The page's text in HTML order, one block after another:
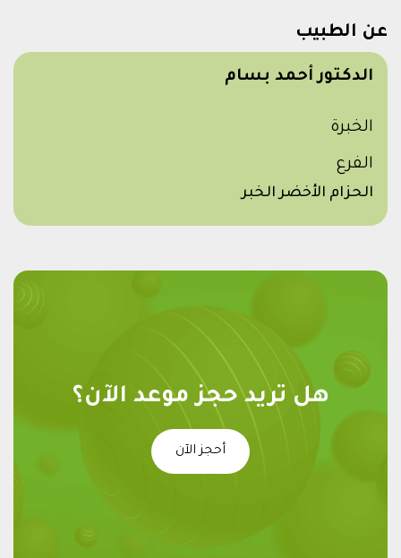
عن الطبيب
الدكتور أحمد بسام
الخبرة
الفرع
الحزام الأخضر الخبر
هل تريد حجز موعد الآن؟
أحجز الآن